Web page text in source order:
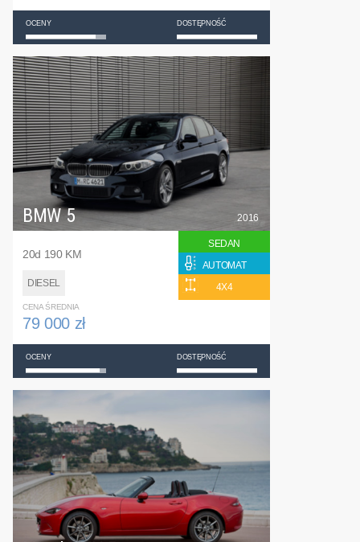
OCENY DOSTĘPNOŚĆ
BMW 5
20d 190 KM
DIESEL
2016
SEDAN
AUTOMAT
4X4
CENA ŚREDNIA
79 000 zł
OCENY DOSTĘPNOŚĆ